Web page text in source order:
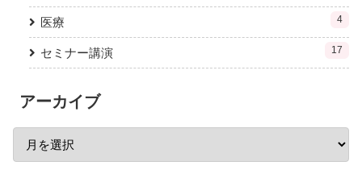
医療 4
セミナー講演 17
アーカイブ